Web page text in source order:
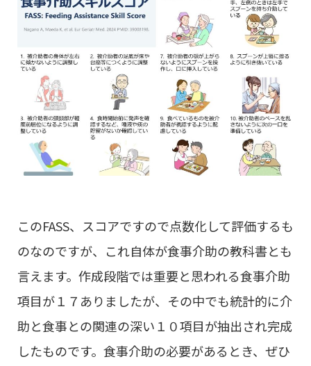
このFASS、スコアですので点数化して評価するも
のなのですが、これ自体が食事介助の教科書とも
言えます。作成段階では重要と思われる食事介助
項目が１７ありましたが、その中でも統計的に介
助と食事との関連の深い１０項目が抽出され完成
したものです。食事介助の必要があるとき、ぜひ